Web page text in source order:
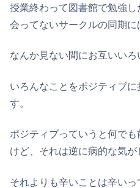
授業終わって図書館で勉強し
会ってないサークルの同期に
なんか見ない間にお互いいろ
いろんなことをポジティブ
す。
ポジティブっていうと何で
けど、それは逆に病的な気が
それよりも辛いことは辛い